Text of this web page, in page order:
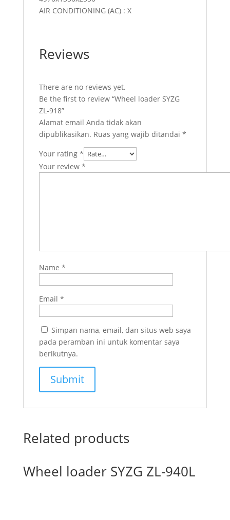
AIR CONDITIONING (AC) : X
Reviews
There are no reviews yet.
Be the first to review “Wheel loader SYZG
ZL-918”
Alamat email Anda tidak akan
dipublikasikan. Ruas yang wajib ditandai *
Your rating *
Your review *
Name *
Email *
Simpan nama, email, dan situs web saya
pada peramban ini untuk komentar saya
berikutnya.
Related products
Wheel loader SYZG ZL-940L